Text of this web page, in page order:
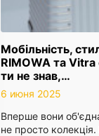
Мобільність,
RIMOWA та Vitra
ти не знав,…
6 июня 2025
Вперше вони
не просто